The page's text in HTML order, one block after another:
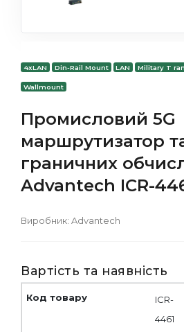
4xLAN Din-Rail Mount LAN Military T
Wallmount
Промисловий 5G
маршрутизатор
граничних
Advantech ICR-
Виробник: Advantech
Вартість та наявність
ICR-
4461